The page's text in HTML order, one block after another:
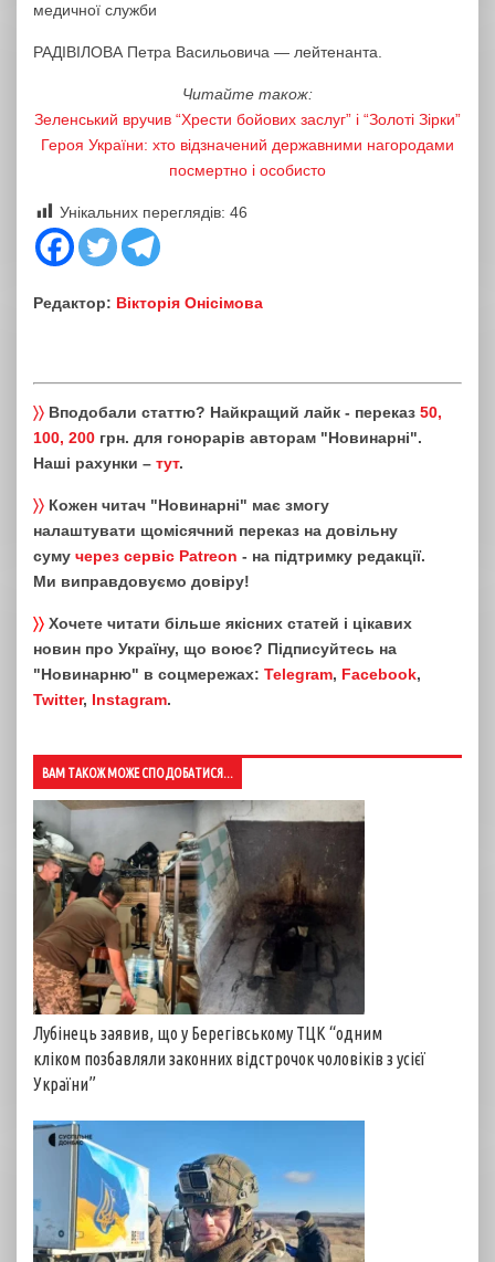
медичної служби
РАДІВІЛОВА Петра Васильовича — лейтенанта.
Читайте також:
Зеленський вручив “Хрести бойових заслуг” і “Золоті Зірки”
Героя України: хто відзначений державними нагородами
посмертно і особисто
Унікальних переглядів: 46
Редактор: Вікторія Онісімова
〉〉 Вподобали статтю? Найкращий лайк - переказ 50,
100, 200 грн. для гонорарів авторам "Новинарні".
Наші рахунки – тут.
〉〉 Кожен читач "Новинарні" має змогу
налаштувати щомісячний переказ на довільну
суму через сервіс Patreon - на підтримку редакції.
Ми виправдовуємо довіру!
〉〉 Хочете читати більше якісних статей і цікавих
новин про Україну, що воює? Підписуйтесь на
"Новинарню" в соцмережах: Telegram, Facebook,
Twitter, Instagram.
ВАМ ТАКОЖ МОЖЕ СПОДОБАТИСЯ...
Лубінець заявив, що у Берегівському ТЦК “одним
кліком позбавляли законних відстрочок чоловіків з усієї
України”